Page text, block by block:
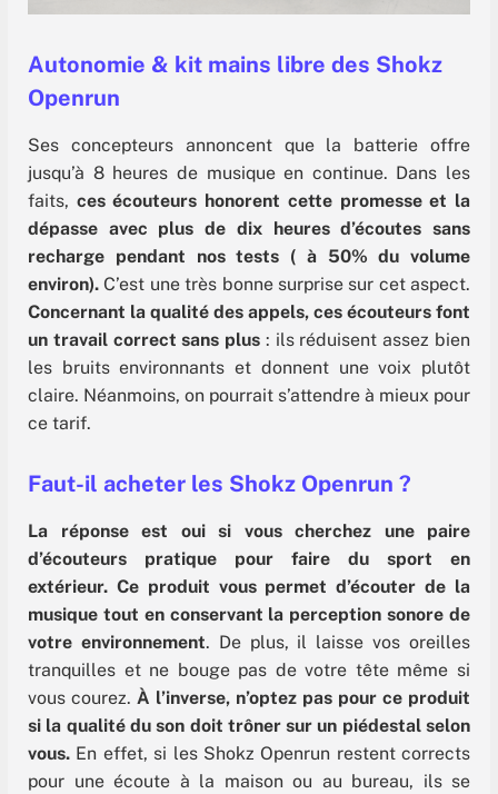
Autonomie & kit mains libre des Shokz
Openrun
Ses concepteurs annoncent que la batterie offre
jusqu’à 8 heures de musique en continue. Dans les
faits, ces écouteurs honorent cette promesse et la
dépasse avec plus de dix heures d’écoutes sans
recharge pendant nos tests ( à 50% du volume
environ). C’est une très bonne surprise sur cet aspect.
Concernant la qualité des appels, ces écouteurs font
un travail correct sans plus : ils réduisent assez bien
les bruits environnants et donnent une voix plutôt
claire. Néanmoins, on pourrait s’attendre à mieux pour
ce tarif.
Faut-il acheter les Shokz Openrun ?
La réponse est oui si vous cherchez une paire
d’écouteurs pratique pour faire du sport en
extérieur. Ce produit vous permet d’écouter de la
musique tout en conservant la perception sonore de
votre environnement. De plus, il laisse vos oreilles
tranquilles et ne bouge pas de votre tête même si
vous courez. À l’inverse, n’optez pas pour ce produit
si la qualité du son doit trôner sur un piédestal selon
vous. En effet, si les Shokz Openrun restent corrects
pour une écoute à la maison ou au bureau, ils se